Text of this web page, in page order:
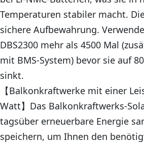
Temperaturen stabiler macht.
sichere Aufbewahrung.
DBS2300 mehr als 4500 Mal
mit BMS-System) bevor sie auf
sinkt.
【Balkonkraftwerke mit einer
Watt】Das Balkonkraftwerks-
tagsüber erneuerbare Energie
speichern, um Ihnen den